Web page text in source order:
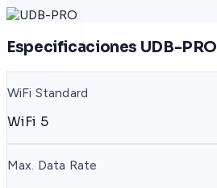
Especificaciones UDB-PRO
WiFi Standard
WiFi 5
Max. Data Rate